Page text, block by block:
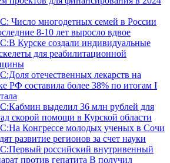
Число многодетных семей в России
8-10 лет выросло вдвое
Курске создали индивидуальные
для реабилитационной
отечественных лекарств на
РФ составила более 38% по итогам I
выделил 36 млн рублей для
скорой помощи в Курской области
Конгрессе молодых ученых в Сочи
развитие регионов за счет науки
российский внутривенный
против гепатита В получил